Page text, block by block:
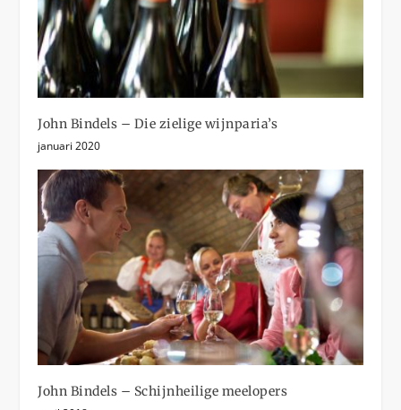
John Bindels – Die zielige wijnparia’s
januari 2020
John Bindels – Schijnheilige meelopers